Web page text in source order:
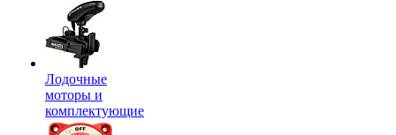
Лодочные
моторы и
комплектующие